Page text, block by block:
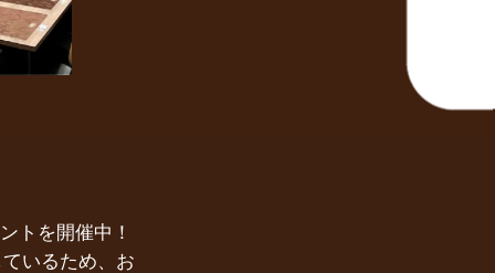
トを開催中！
いるため、お